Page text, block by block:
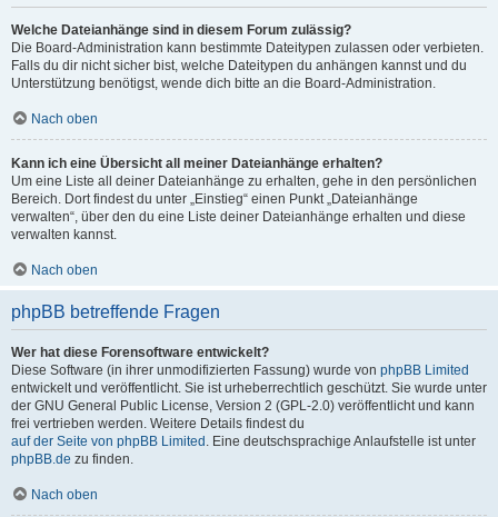
Welche Dateianhänge sind in diesem Forum zulässig?
Die Board-Administration kann bestimmte Dateitypen zulassen oder verbieten.
Falls du dir nicht sicher bist, welche Dateitypen du anhängen kannst und du
Unterstützung benötigst, wende dich bitte an die Board-Administration.
Nach oben
Kann ich eine Übersicht all meiner Dateianhänge erhalten?
Um eine Liste all deiner Dateianhänge zu erhalten, gehe in den persönlichen
Bereich. Dort findest du unter „Einstieg“ einen Punkt „Dateianhänge
verwalten“, über den du eine Liste deiner Dateianhänge erhalten und diese
verwalten kannst.
Nach oben
phpBB betreffende Fragen
Wer hat diese Forensoftware entwickelt?
Diese Software (in ihrer unmodifizierten Fassung) wurde von phpBB Limited
entwickelt und veröffentlicht. Sie ist urheberrechtlich geschützt. Sie wurde unter
der GNU General Public License, Version 2 (GPL-2.0) veröffentlicht und kann
frei vertrieben werden. Weitere Details findest du
auf der Seite von phpBB Limited . Eine deutschsprachige Anlaufstelle ist unter
phpBB.de zu finden.
Nach oben